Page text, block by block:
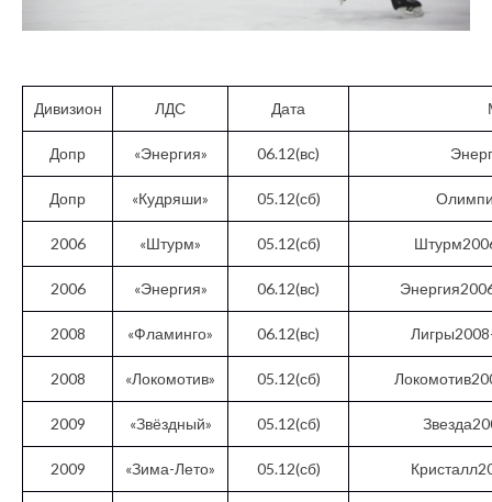
Дивизион ЛДС Дата
Допр «Энергия» 06.12(вс)
Допр «Кудряши» 05.12(сб)
2006 «Штурм» 05.12(сб)
2006 «Энергия» 06.12(вс)
2008 «Фламинго» 06.12(вс)
2008 «Локомотив» 05.12(сб)
2009 «Звёздный» 05.12(сб)
2009 «Зима-Лето» 05.12(сб)